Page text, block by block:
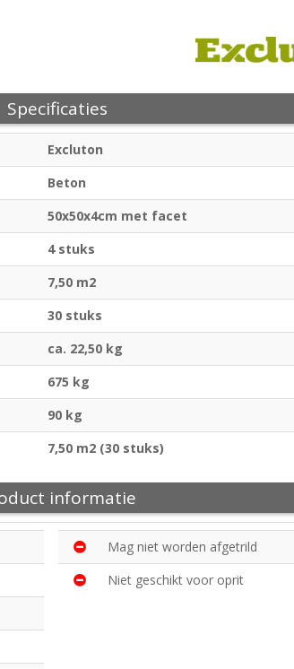
Specificaties
Excluton
Beton
50x50x4cm met facet
4 stuks
7,50 m2
30 stuks
ca. 22,50 kg
675 kg
90 kg
7,50 m2 (30 stuks)
informatie
Mag niet worden afgetrild
Niet geschikt voor oprit